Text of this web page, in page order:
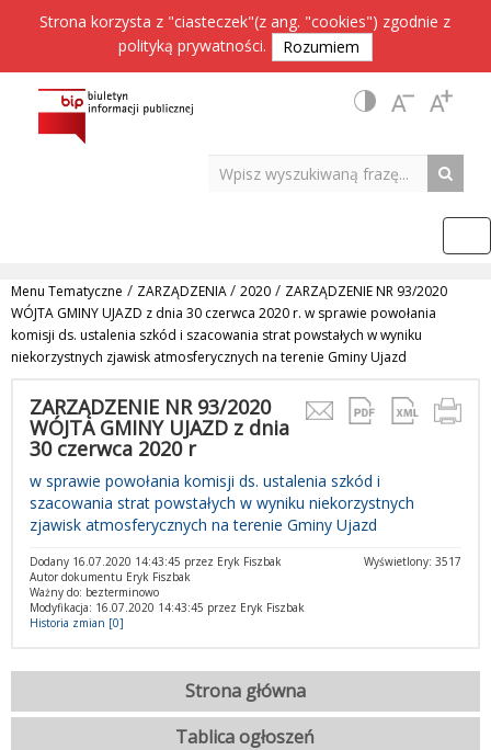
Strona korzysta z "ciasteczek"(z ang. "cookies") zgodnie z
polityką prywatności. Rozumiem
Menu Tematyczne / ZARZĄDZENIA/ 2020 / ZARZĄDZENIE NR 93/2020
WÓJTA GMINY UJAZD z dnia 30 czerwca 2020 r. w sprawie powołania
komisji ds. ustalenia szkód i szacowania strat powstałych w wyniku
niekorzystnych zjawisk atmosferycznych na terenie Gminy Ujazd
ZARZĄDZENIE NR 93/2020
WÓJTA GMINY UJAZD z dnia
30 czerwca 2020 r
w sprawie powołania komisji ds. ustalenia szkód i
szacowania strat powstałych w wyniku niekorzystnych
zjawisk atmosferycznych na terenie Gminy Ujazd
Wyświetlony: 3517
Dodany 16.07.2020 14:43:45 przez Eryk Fiszbak
Autor dokumentu Eryk Fiszbak
Ważny do: bezterminowo
Modyfikacja: 16.07.2020 14:43:45 przez Eryk Fiszbak
Historia zmian [0]
Strona główna
Tablica ogłoszeń